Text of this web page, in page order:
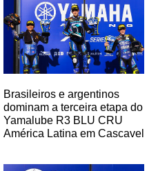
Brasileiros e argentinos
dominam a terceira etapa do
Yamalube R3 BLU CRU
América Latina em Cascavel